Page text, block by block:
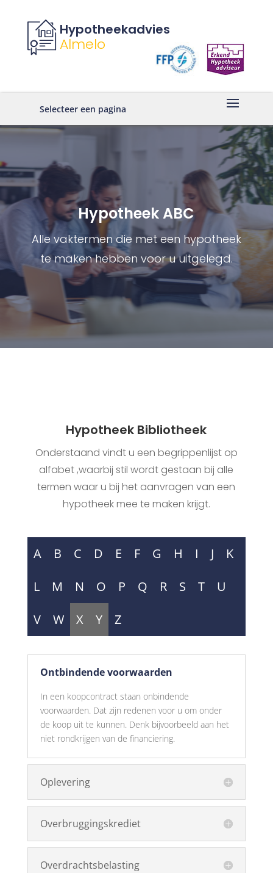
Hypotheekadvies
Almelo
Selecteer een pagina
Hypotheek ABC
Alle vaktermen die met een hypotheek
te maken hebben voor u uitgelegd.
Hypotheek Bibliotheek
Onderstaand vindt u een begrippenlijst op
alfabet ,waarbij stil wordt gestaan bij alle
termen waar u bij het aanvragen van een
hypotheek mee te maken krijgt.
A B C D E F G H I J
K
L
M N O P Q R S T
U
V
W X Y Z
Ontbindende voorwaarden
In een koopcontract staan onbindende
voorwaarden. Dat zijn redenen voor u om onder
de koop uit te kunnen. Denk bijvoorbeeld aan het
niet rondkrijgen van de financiering.
Oplevering
Overbruggingskrediet
Overdrachtsbelasting